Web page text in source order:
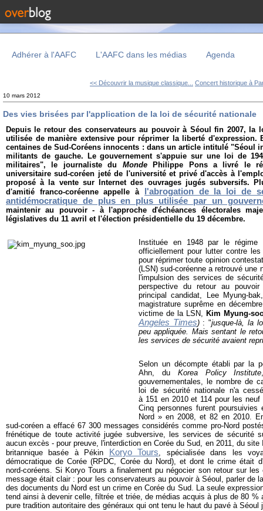
Adhérer à l'AAFC L'AAFC dans les médias Agenda
<< Découvrir la musique classique... Concert historique à
10 mars 2012
Des vies brisées par l'application de la loi de sécurité nationale
Depuis le retour des conservateurs au pouvoir à Séoul fin 2007, la
utilisée de manière extensive pour réprimer la liberté
centaines de Sud-Coréens innocents : dans un article intitulé "Séoul
militants de gauche. Le gouvernement s'appuie sur une loi de
militaires", le journaliste du MondePhilippe Pons a livré le
universitaire sud-coréen jeté de l'université et privé d'accès à
proposé à la vente sur Internet des ouvrages jugés subversifs.
d'amitié franco-coréenne appelle à
l'abrogation de la loi de
antidémocratique de plus en plus utilisée par un
maintenir au pouvoir - à l'approche d'échéances électorales
législatives du 11 avril et l'élection présidentielle du 19 décembre.
Instituée en 1948 par le régime
officiellement pour lutter contre
pour réprimer toute opinion
(LSN) sud-coréenne a retrouvé une
l'impulsion des services de
perspective du retour au
principal candidat, Lee Myung-
magistrature suprême en
victime de la LSN, Kim Myung-
Angeles Times): "jusque-là, la
peu appliquée. Mais sentant le
les services de sécurité avaient
Selon un décompte établi par la
Ahn, du Korea Policy Institute
gouvernementales, le nombre de
loi de sécurité nationale n'a
à 151 en 2010 et 114 pour les
Cinq personnes furent
Nord » en 2008, et 82 en 2010.
sud-coréen a effacé 67 300 messages considérés comme pro-Nord
frénétique de toute activité jugée subversive, les services de sécurité
aucun excès - pour preuve, l'interdiction en Corée du Sud, en 2011, du
britannique basée à Pékin
Koryo Tours, spécialisée dans les
démocratique de Corée (RPDC, Corée du Nord), et dont le crime était
nord-coréens. Si Koryo Tours a finalement pu négocier son retour sur
message était clair : pour les conservateurs au pouvoir à Séoul, parler de
des documents du Nord est un crime en Corée du Sud. La seule
tend ainsi à devenir celle, filtrée et triée, de médias acquis à plus de 80 %
pure tradition autoritaire des généraux qui ont tenu le haut du pavé à Séoul